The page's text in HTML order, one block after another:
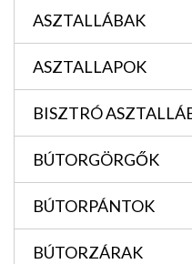
ASZTALLÁBAK
ASZTALLAPOK
BISZTRÓ
BÚTORGÖRGŐK
BÚTORPÁNTOK
BÚTORZÁRAK